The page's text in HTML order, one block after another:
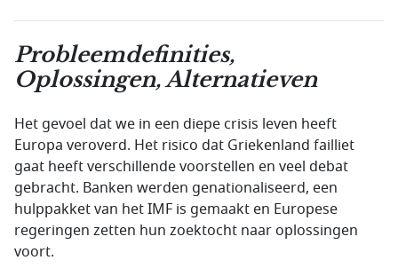
Probleemdefinities,
Oplossingen, Alternatieven
Het gevoel dat we in een diepe crisis leven heeft
Europa veroverd. Het risico dat Griekenland failliet
gaat heeft verschillende voorstellen en veel debat
gebracht. Banken werden genationaliseerd, een
hulppakket van het IMF is gemaakt en Europese
regeringen zetten hun zoektocht naar oplossingen
voort.